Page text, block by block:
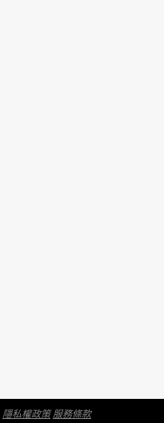
隱私權政策服務條款